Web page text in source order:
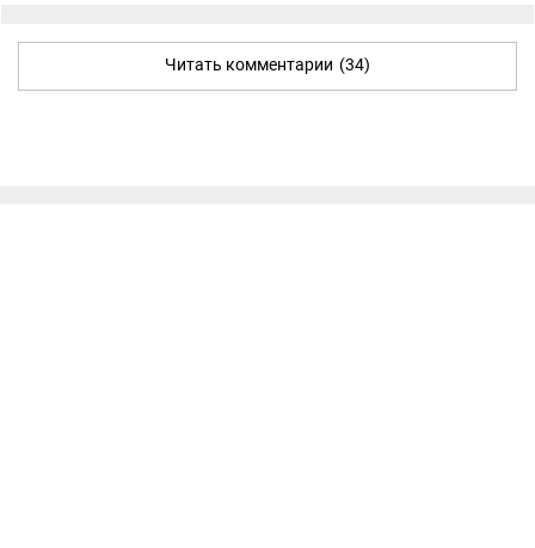
Читать комментарии (34)